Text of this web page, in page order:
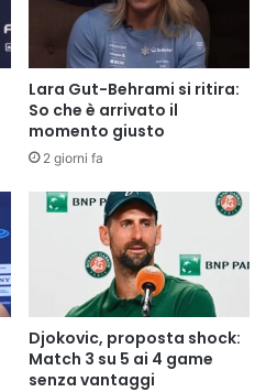
Lara Gut-Behrami si ritira:
So che è arrivato il
momento giusto
2 giorni fa
Djokovic, proposta shock:
Match 3 su 5 ai 4 game
senza vantaggi